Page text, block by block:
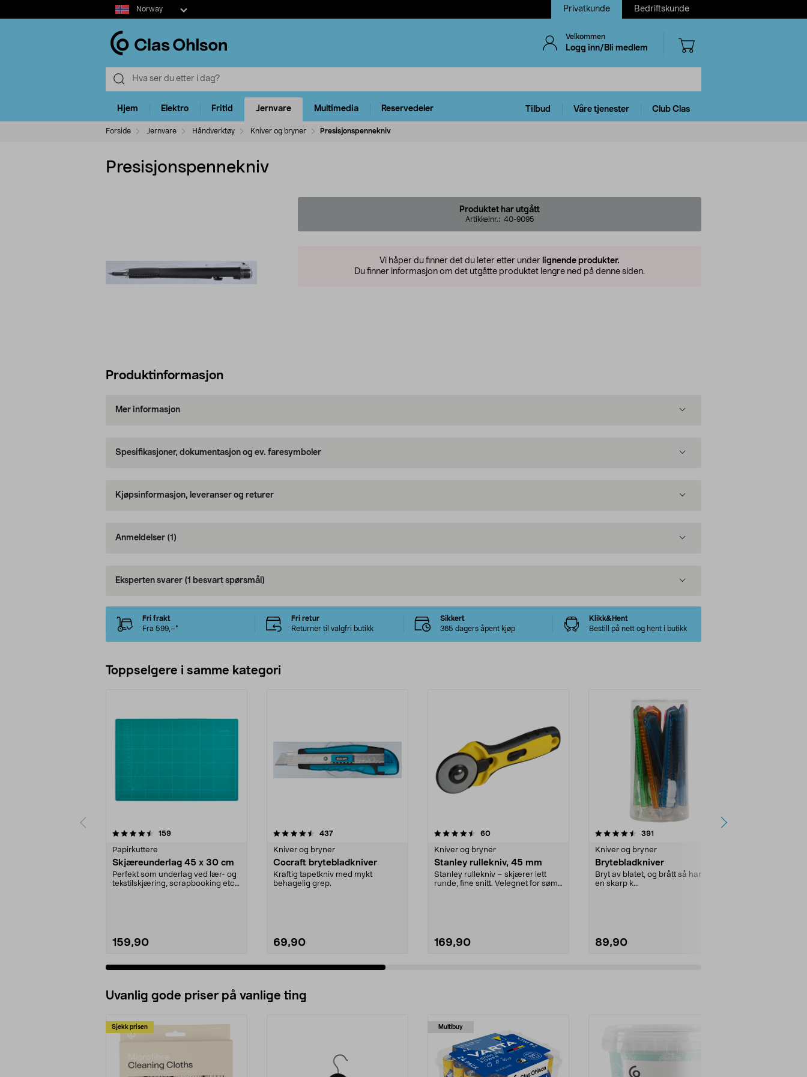
Select
market
Norway Privatkunde Bedriftskunde
Velkommen
Logg inn/Bli medlem
Hjem Elektro Fritid Jernvare Multimedia Reservedeler Tilbud Våre tjenester Club Clas
Forside Jernvare Håndverktøy Kniver og bryner Presisjonspennekniv
Presisjonspennekniv
Produktet har utgått
Artikkelnr.: 40-9095
Vi håper du finner det du leter etter under lignende produkter.
Du finner informasjon om det utgåtte produktet lengre ned på denne siden.
Produktinformasjon
Mer informasjon
Spesifikasjoner, dokumentasjon og ev. faresymboler
Kjøpsinformasjon, leveranser og returer
Anmeldelser (1)
Eksperten svarer (1 besvart spørsmål)
Fri frakt
Fra 599,–*
Fri retur
Returner til valgfri butikk
Sikkert
365 dagers åpent kjøp
Klikk&Hent
Bestill på nett og hent i butikk
Toppselgere i samme kategori
159anmeldelser
Papirkuttere
Skjæreunderlag 45 x 30 cm
Perfekt som underlag ved lær- og
tekstilskjæring, scrapbooking etc.
159,90
4.5 av 5 stjerner 437anmeldelser
Kniver og bryner
Cocraft brytebladkniver
Kraftig tapetkniv med mykt
behagelig grep.
69,90
4.5 av 5 stjerner 60anmeldelser
Kniver og bryner
Stanley rullekniv, 45 mm
Stanley rullekniv – skjærer lett
runde, fine snitt. Velegnet for søm
169,90
4.5 av 5 stjerner 391
Kniver og bryner
Brytebladkniver
Bryt av blatet, og brått så har du
en skarp k...
89,90
4.5 av 5 stjerner
Uvanlig gode priser på vanlige ting
Sjekk prisen Multibuy